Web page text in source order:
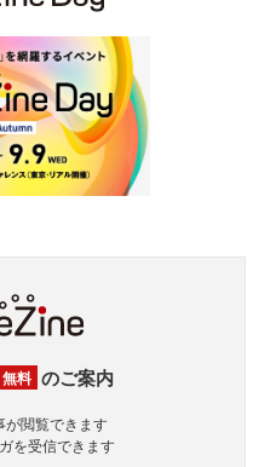
無料 のご案内
が閲覧できます
を受信できます